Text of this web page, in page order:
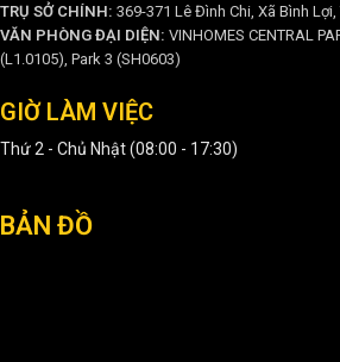
TRỤ SỞ CHÍNH: 369-371 Lê Đình Chi, Xã Bình Lợi,
VĂN PHÒNG ĐẠI DIỆN: VINHOMES CENTRAL
(L1.0105), Park 3 (SH0603)
GIỜ LÀM VIỆC
Thứ 2 - Chủ Nhật (08:00 - 17:30)
BẢN ĐỒ